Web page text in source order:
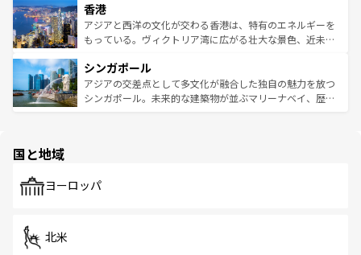
とつ。フォーやバインミー、ベトナムコーヒーなどは、ぜ
ひ現地で味わいたい。どの地域を訪れてもあたたかい人々
が旅行者を迎えてくれるので、きっと忘れられない旅にな
参照してほしい。
の活気が交差している。北部ではチェンマイなどの山岳地
帯で自然と触れ合い、南部ではプーケットやクラビの美し
いビーチでリゾート気分を楽しむことができる。タイ料理
激する。気候は一年中温暖で、どの季節にも異なる楽しみ
が待っている。親しみやすいタイの人々、仏教を中心とし
た文化、そして多様な観光資源が、訪れる旅人を魅了し続
香港
アジアと西洋の文化が交わる香港は、特有のエネルギーを
もっている。ヴィクトリア湾に広がる壮大な景色、近未来
み、どこを訪れても感動するはず。観光スポットが密集し
ており、効率よく見どころを回れるのも魅力。息をのむよ
うな絶景から文化的な体験まで、香港を存分に楽しみ尽く
シンガポール
アジアの交差点として多文化が融合した独自の魅力を放つ
シンガポール。未来的な建築物が並ぶマリーナベイ、歴史
で、ホーカーズは地元の風情を楽しめる外せないスポット
国と地域
ヨーロッパ
北米